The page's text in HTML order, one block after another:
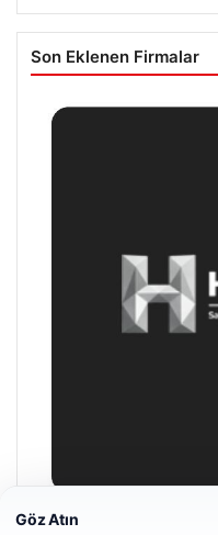
Son Eklenen Firmalar
Göz Atın